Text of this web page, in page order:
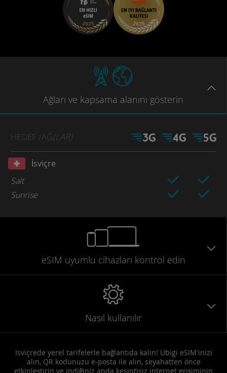
Ağları ve kapsama alanını gösterin
HEDEF /AĞ(LAR)
İsviçre
Salt
Sunrise
eSIM uyumlu cihazları kontrol edin
Nasıl kullanılır
Isviçrede yerel tarifelerle bağlantıda kalın! Ubigi eSIM'inizi
alın, QR kodunuzu e-posta ile alın, seyahatten önce
etkinleştirin ve indiğiniz anda kesintisiz internet erişiminin